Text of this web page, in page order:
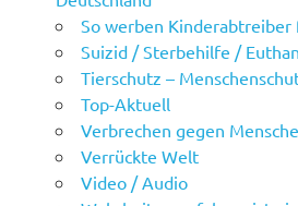
So werben Kinderabtreiber
Suizid / Sterbehilfe /
Tierschutz –
Top-Aktuell
Verbrechen gegen
Verrückte Welt
Video / Audio